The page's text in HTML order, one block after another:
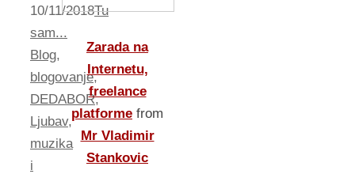
10/11/2018Tu
sam...
Blog,
blogovanje,
DEDABOR,
Ljubav,
muzika
i
Zarada na
Internetu,
freelance
platforme from
Mr Vladimir
Stankovic